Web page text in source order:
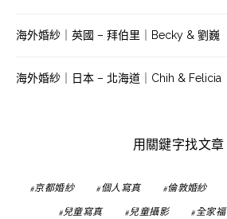
海外婚紗｜英國 – 拜伯里｜Becky & 劉巍
海外婚紗｜日本 – 北海道｜Chih & Felicia
用關鍵字找文章
京都婚紗 個人寫真 倫敦婚紗
兒童寫真 兒童攝影 全家福